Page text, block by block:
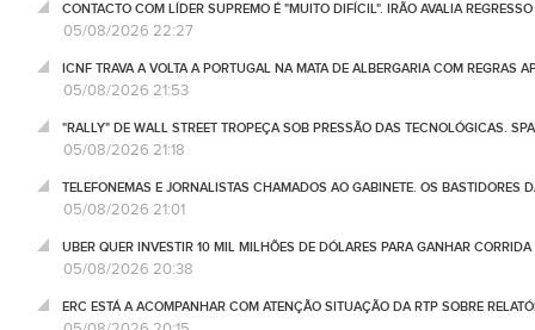
CONTACTO COM LÍDER SUPREMO É "MUITO DIFÍCIL". IRÃO AVALIA
05/08/2026 22:27
ICNF TRAVA A VOLTA A PORTUGAL NA MATA DE ALBERGARIA COM REGRAS
05/08/2026 21:53
"RALLY" DE WALL STREET TROPEÇA SOB PRESSÃO DAS TECNOLÓGICAS.
05/08/2026 21:18
TELEFONEMAS E JORNALISTAS CHAMADOS AO GABINETE. OS BASTIDORES
05/08/2026 21:01
UBER QUER INVESTIR 10 MIL MILHÕES DE DÓLARES PARA GANHAR
05/08/2026 20:38
ERC ESTÁ A ACOMPANHAR COM ATENÇÃO SITUAÇÃO DA RTP SOBRE